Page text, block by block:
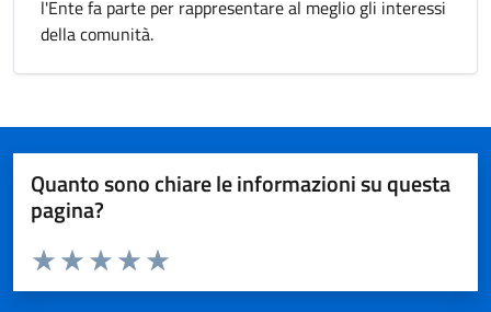
l'Ente fa parte per rappresentare al meglio gli interessi
della comunità.
Quanto sono chiare le informazioni su questa
pagina?
Valuta da 1 a 5 stelle la pagina
Valuta 5 stelle su 5
Valuta 4 stelle su 5
Valuta 3 stelle su 5
Valuta 2 stelle su 5
Valuta 1 stelle su 5